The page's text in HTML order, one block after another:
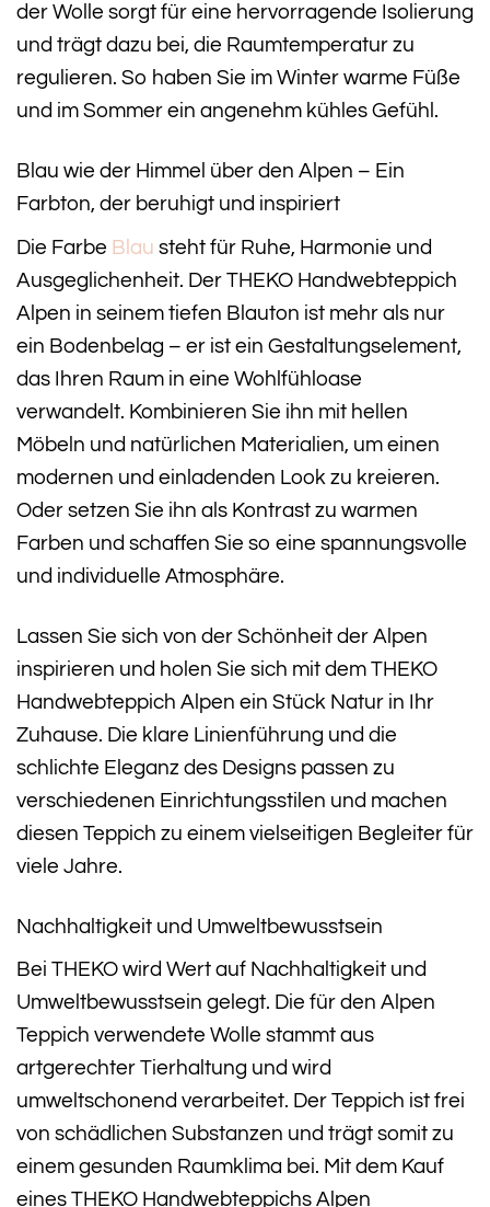
der Wolle sorgt für eine hervorragende Isolierung
und trägt dazu bei, die Raumtemperatur zu
regulieren. So haben Sie im Winter warme Füße
und im Sommer ein angenehm kühles Gefühl.
Blau wie der Himmel über den Alpen – Ein
Farbton, der beruhigt und inspiriert
Die Farbe Blau steht für Ruhe, Harmonie und
Ausgeglichenheit. Der THEKO Handwebteppich
Alpen in seinem tiefen Blauton ist mehr als nur
ein Bodenbelag – er ist ein Gestaltungselement,
das Ihren Raum in eine Wohlfühloase
verwandelt. Kombinieren Sie ihn mit hellen
Möbeln und natürlichen Materialien, um einen
modernen und einladenden Look zu kreieren.
Oder setzen Sie ihn als Kontrast zu warmen
Farben und schaffen Sie so eine spannungsvolle
und individuelle Atmosphäre.
Lassen Sie sich von der Schönheit der Alpen
inspirieren und holen Sie sich mit dem THEKO
Handwebteppich Alpen ein Stück Natur in Ihr
Zuhause. Die klare Linienführung und die
schlichte Eleganz des Designs passen zu
verschiedenen Einrichtungsstilen und machen
diesen Teppich zu einem vielseitigen Begleiter für
viele Jahre.
Nachhaltigkeit und Umweltbewusstsein
Bei THEKO wird Wert auf Nachhaltigkeit und
Umweltbewusstsein gelegt. Die für den Alpen
Teppich verwendete Wolle stammt aus
artgerechter Tierhaltung und wird
umweltschonend verarbeitet. Der Teppich ist frei
von schädlichen Substanzen und trägt somit zu
einem gesunden Raumklima bei. Mit dem Kauf
eines THEKO Handwebteppichs Alpen